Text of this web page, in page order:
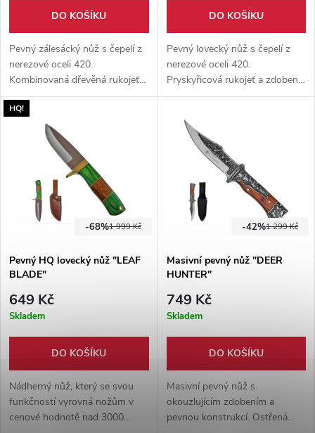
DO KOŠÍKU
Pevný zálesácký nůž s čepelí z
nerezové oceli 420.
Kombinovaná dřevěná rukojeť
nabízí pohodlný úchop.
Součástí je nylonové pouzdro.
DO KOŠÍKU
Pevný lovecký nůž s čepelí z
nerezové oceli 420.
Pryskyřicová rukojeť a zdobené
kovové prvky doplňují výrazný
pouzdro.
HQ!
1 999 Kč
-68%
Pevný HQ lovecký nůž "LEAF
BLADE"
649 Kč
Skladem
DO KOŠÍKU
Nádherný nůž, který se svou
funkčností vyrovná nožům v
cenové hodnotě nad 3000
1 299 Kč
-42%
Masivní pevný nůž "DEER
HUNTER"
749 Kč
Skladem
DO KOŠÍKU
Masivní pevný nůž s
okouzlujícím zdobením a
pevnou konstrukcí. Ostřená